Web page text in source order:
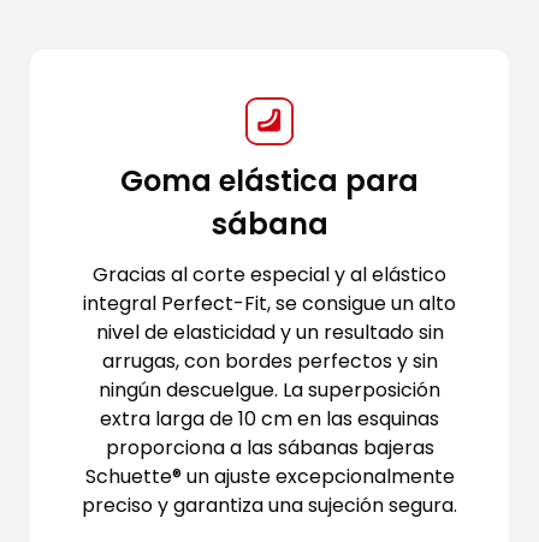
Goma elástica para
sábana
Gracias al corte especial y al elástico
integral Perfect-Fit, se consigue un alto
nivel de elasticidad y un resultado sin
arrugas, con bordes perfectos y sin
ningún descuelgue. La superposición
extra larga de 10 cm en las esquinas
proporciona a las sábanas bajeras
Schuette® un ajuste excepcionalmente
preciso y garantiza una sujeción segura.